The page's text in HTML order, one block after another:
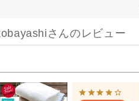
さんのレビュー